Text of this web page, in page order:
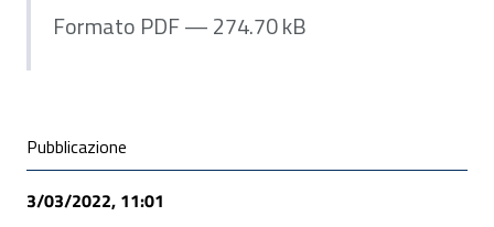
Formato PDF — 274.70 kB
Condivisione social
Pubblicazione
3/03/2022, 11:01